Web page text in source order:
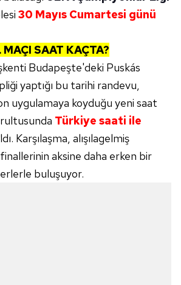
30 Mayıs Cumartesi günü
SAAT KAÇTA?
Budapeşte'deki Puskás
yaptığı bu tarihi randevu,
uygulamaya koyduğu yeni saat
Türkiye saati ile
Karşılaşma, alışılagelmiş
aksine daha erken bir
buluşuyor.